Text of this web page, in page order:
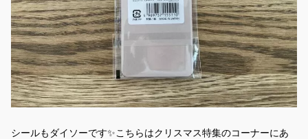
シールもダイソーです✨こちらはクリスマス特集のコーナーにあ